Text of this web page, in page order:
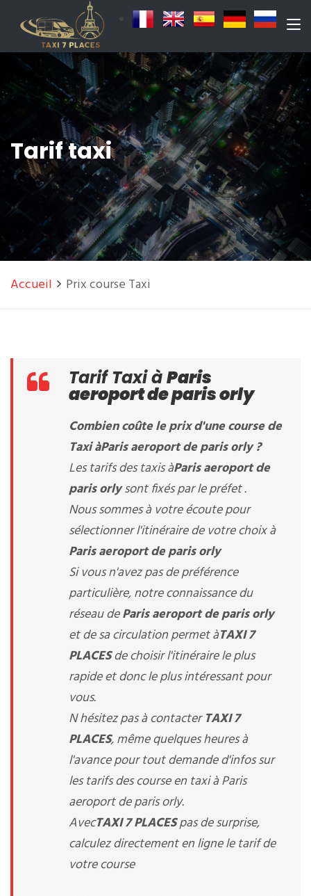
Tarif taxi
Accueil Prix course Taxi
Tarif Taxi àParis
aeroport de paris orly
Combien coûte le prix d'une course de
Taxi àParis aeroport de paris orly?
Les tarifs des taxis àParis aeroport de
paris orlysont fixés par le préfet .
Nous sommes à votre écoute pour
sélectionner l'itinéraire de votre choix à
Paris aeroport de paris orly
Si vous n'avez pas de préférence
particulière, notre connaissance du
réseau deParis aeroport de paris orly
et de sa circulation permet àTAXI 7
PLACESde choisir l'itinéraire le plus
rapide et donc le plus intéressant pour
vous.
N hésitez pas à contacterTAXI 7
PLACES, même quelques heures à
l'avance pour tout demande d'infos sur
les tarifs des course en taxi à Paris
aeroport de paris orly.
AvecTAXI 7 PLACESpas de surprise,
calculez directement en ligne le tarif de
votre course